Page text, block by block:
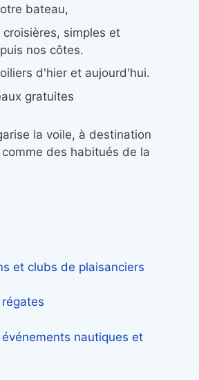
bateau,
simples et
nos côtes.
d'hier et aujourd'hui.
gratuites
la voile, à destination
des habitués de la
et clubs de plaisanciers
nautiques et